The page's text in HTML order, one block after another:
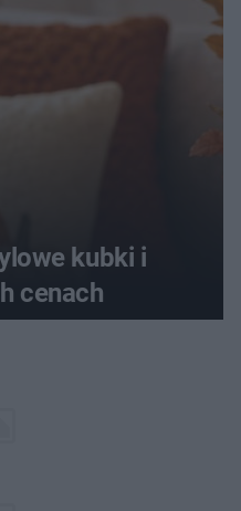
kubki i
cenach